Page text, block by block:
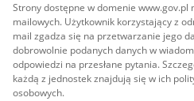
Strony dostępne w domenie
mailowych. Użytkownik korzystający z
mail zgadza się na przetwarzanie jego
dobrowolnie podanych danych w
odpowiedzi na przesłane pytania.
każdą z jednostek znajdują się w ich
osobowych.